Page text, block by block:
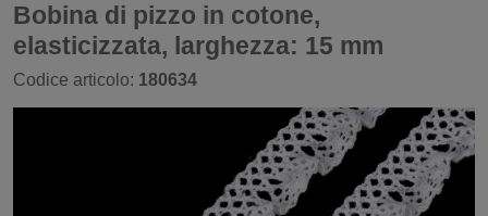
Bobina di pizzo in cotone,
elasticizzata, larghezza: 15 mm
Codice articolo: 180634